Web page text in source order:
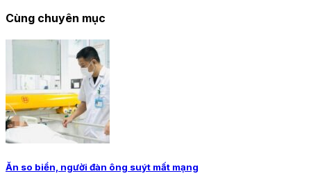
Cùng chuyên mục
Ăn so biển, người đàn ông suýt mất mạng